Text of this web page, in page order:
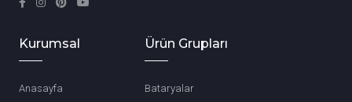
Kurumsal
Anasayfa
Ürün Grupları
Bataryalar